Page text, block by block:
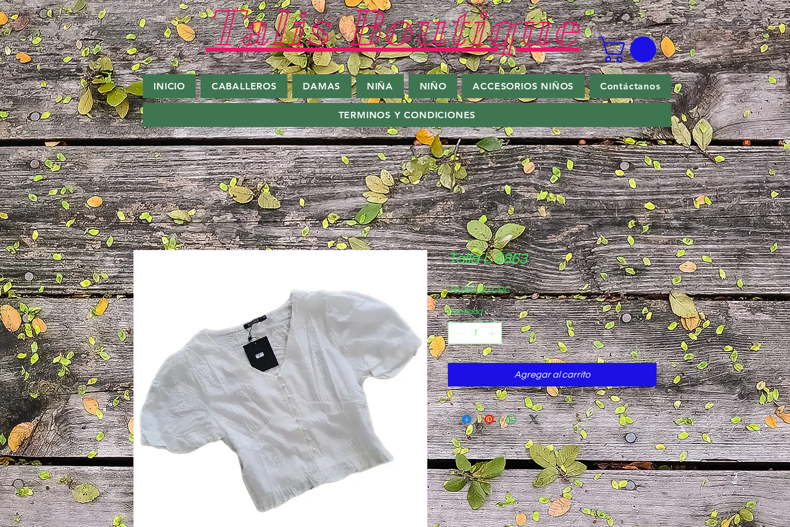
Talis Boutique
INICIO CABALLEROS DAMAS NIÑA NIÑO ACCESORIOS NIÑOS Contáctanos
TERMINOS Y CONDICIONES
Talla L 6863
16.000,00 CRCPrecio
Cantidad *
Agregar al carrito